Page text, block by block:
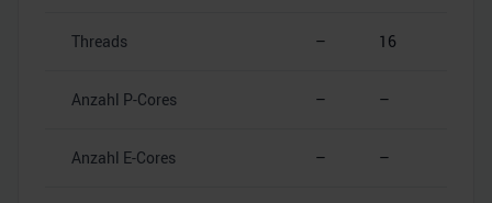
Threads – 16
Anzahl P-Cores – –
Anzahl E-Cores – –